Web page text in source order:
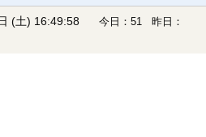
(土) 16:49:58
今日：51 昨日：